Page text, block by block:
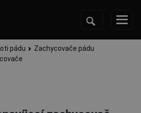
pádu
Zachycovače pádu